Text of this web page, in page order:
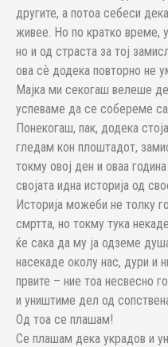
другите, а потоа себеси
живее. Но по кратко време,
но и од страста за тој
ова сѐ додека повторно не
Мајка ми секогаш велеше
успеваме да се собереме
Понекогаш, пак, додека
гледам кон плоштадот,
токму овој ден и оваа
својата идна историја од
Историја можеби не толку
смртта, но токму тука
ќе сака да му ја одземе
насекаде околу нас, дури и
првите – ние тоа несвесно
и уништиме дел од
Од тоа се плашам!
Се плашам дека украдов и